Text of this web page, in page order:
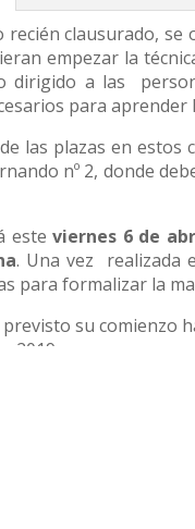
recién clausurado,
empezar la
dirigido a las
para aprender
las plazas en
nº 2, donde
esteviernes 6 de
. Una vez realizada
para formalizar la
su comienzo
2019.